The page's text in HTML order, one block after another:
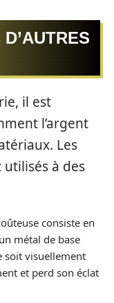
il est
l’argent
Les
à des
consiste en
métal de base
soit visuellement
et perd son éclat